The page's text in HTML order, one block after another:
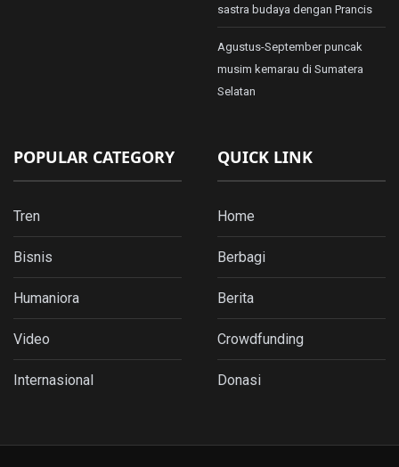
sastra budaya dengan Prancis
Agustus-September puncak
musim kemarau di Sumatera
Selatan
POPULAR CATEGORY
Tren
Bisnis
Humaniora
Video
Internasional
QUICK LINK
Home
Berbagi
Berita
Crowdfunding
Donasi